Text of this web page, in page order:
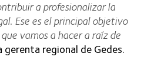
a profesionalizar la
Ese es el principal objetivo
vamos a hacer a raíz de
gerenta regional de Gedes.